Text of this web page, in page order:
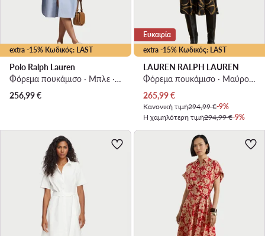
extra -15% Κωδικός: LAST
Polo Ralph Lauren
Φόρεμα πουκάμισο · Μπλε · Midi
256,99€
extra -15% Κωδικός: LAST
Ευκαιρία
LAUREN RALPH LAUREN
Φόρεμα πουκάμισο · Μαύρο · Midi
Τρέχουσα τιμή
265,99€
Κανονική τιμή294,99 €-9%
Η χαμηλότερη τιμή294,99 €-9%